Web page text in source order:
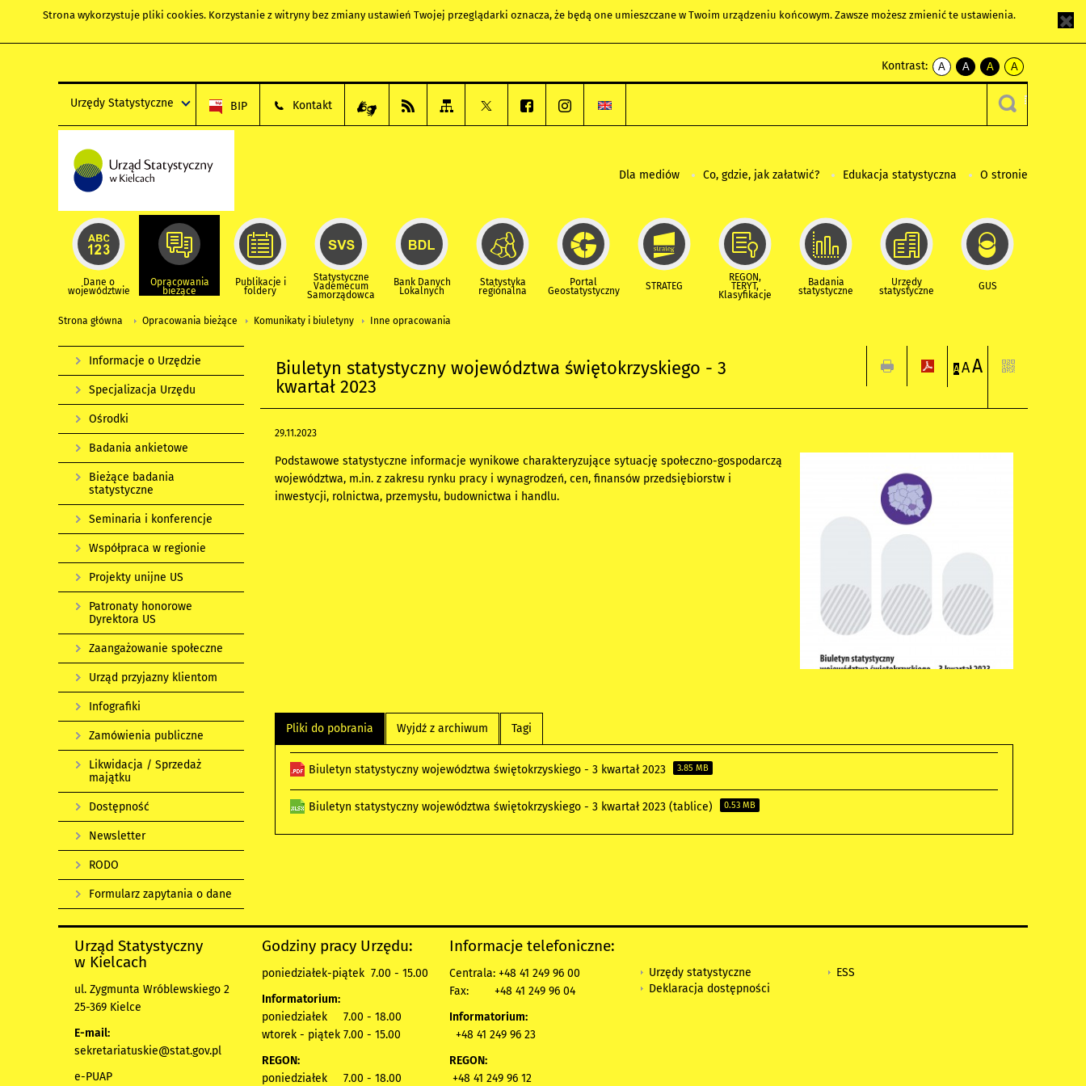
Strona wykorzystuje pliki cookies. Korzystanie z witryny bez zmiany ustawień Twojej przeglądarki oznacza, że będą one umieszczane w Twoim urządzeniu końcowym. Zawsze możesz zmienić te ustawienia.
Kontrast:
A
kontrast
A
kontrast
czarnym
A
kontrast
żółty
tekst
czarnym
A
kontrast
czarny
tekst
żółtym
Urzędy Statystyczne BIP Kontakt
Dla mediów Co, gdzie, jak załatwić? Edukacja statystyczna O stronie
Dane o
województwie
Opracowania
bieżące
Publikacje i
foldery
Statystyczne
Vademecum
Samorządowca
Bank Danych
Lokalnych
Statystyka
regionalna
Portal
Geostatystyczny STRATEG
REGON,
TERYT,
Klasyfikacje
Badania
statystyczne
Urzędy
statystyczne GUS
Strona główna Opracowania bieżące Komunikaty i biuletyny Inne opracowania
Biuletyn statystyczny województwa świętokrzyskiego - 3
kwartał 2023
A AA
29.11.2023
Podstawowe statystyczne informacje wynikowe charakteryzujące sytuację społeczno-gospodarczą
województwa, m.in. z zakresu rynku pracy i wynagrodzeń, cen, finansów przedsiębiorstw i
inwestycji, rolnictwa, przemysłu, budownictwa i handlu.
Pliki do pobrania Wyjdź z archiwum Tagi
Biuletyn statystyczny województwa świętokrzyskiego - 3 kwartał 2023 3.85 MB
Biuletyn statystyczny województwa świętokrzyskiego - 3 kwartał 2023 (tablice) 0.53 MB
Informacje o Urzędzie
Specjalizacja Urzędu
Ośrodki
Badania ankietowe
Bieżące badania
statystyczne
Seminaria i konferencje
Współpraca w regionie
Projekty unijne US
Patronaty honorowe
Dyrektora US
Zaangażowanie społeczne
Urząd przyjazny klientom
Infografiki
Zamówienia publiczne
Likwidacja / Sprzedaż
majątku
Dostępność
Newsletter
RODO
Formularz zapytania o dane
Urząd Statystyczny
w Kielcach
ul. Zygmunta Wróblewskiego 2
25-369 Kielce
E-mail:
sekretariatuskie@stat.gov.pl
e-PUAP
Godziny pracy Urzędu:
poniedziałek-piątek 7.00 - 15.00
Informatorium:
poniedziałek 7.00 - 18.00
wtorek - piątek 7.00 - 15.00
REGON:
poniedziałek 7.00 - 18.00
Informacje telefoniczne:
Centrala: +48 41 249 96 00
Fax:
+48 41 249 96 04
Informatorium:
+48 41 249 96 23
REGON:
+48 41 249 96 12
Urzędy statystyczne
Deklaracja dostępności
ESS